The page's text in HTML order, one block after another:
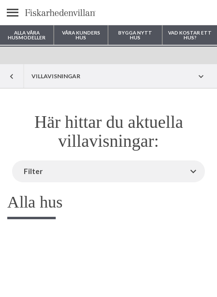
Meny
ALLA VÅRA
HUSMODELLER
VÅRA KUNDERS
HUS
BYGGA NYTT
HUS
VAD KOSTAR ETT
HUS?
Var vill du bygga ditt hus?
VILLAVISNINGAR
Här hittar du aktuella
villavisningar:
Filter
Alla hus